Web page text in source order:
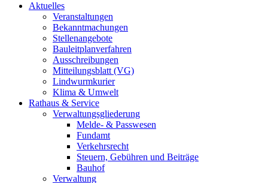
Aktuelles
Veranstaltungen
Bekanntmachungen
Stellenangebote
Bauleitplanverfahren
Ausschreibungen
Mitteilungsblatt (VG)
Lindwurmkurier
Klima & Umwelt
Rathaus & Service
Verwaltungsgliederung
Melde- & Passwesen
Fundamt
Verkehrsrecht
Steuern, Gebühren und Beiträge
Bauhof
Verwaltung